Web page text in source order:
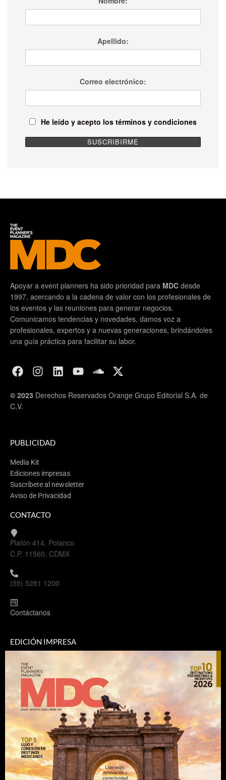
Apellido:
Correo electrónico:
He leído y acepto los términos y condiciones
Apoyar a event planners ha sido prioridad para MDC desde
1997, acercando a la cadena de valor con los profesionales de
los eventos y las reuniones para generar negocios.
Comunicamos tendencias y novedades, damos voz a
profesionales, expertos y a nuevas generaciones, brindándoles
una guía práctica para facilitar su labor.
© 2023 Derechos Reservados Orange Grupo Editorial S.A. de
C.V.
PUBLICIDAD
Media Kit
Ediciones impresas
Suscríbete al newsletter
Aviso de Privacidad
CONTACTO
Platón 414, Polanco
C.P. 11560, CDMX
(55) 5281 1200
Contáctanos
EDICIÓN IMPRESA